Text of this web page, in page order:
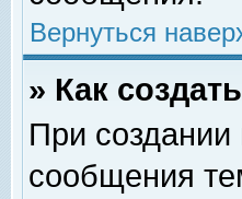
Вернуться
» Как
При создании
сообщения